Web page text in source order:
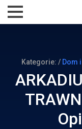
Kategorie: / Dom